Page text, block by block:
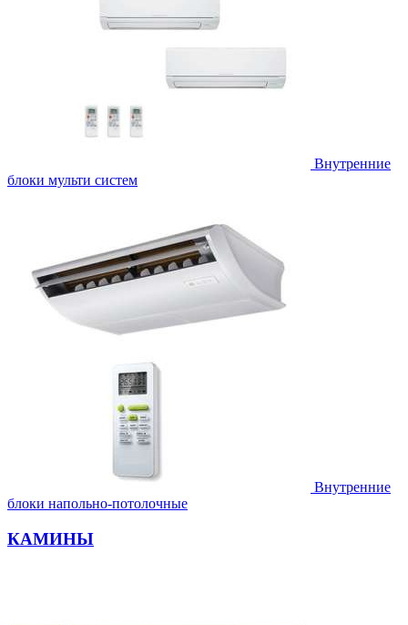
Внутренние
блоки мульти систем
Внутренние
блоки напольно-потолочные
КАМИНЫ